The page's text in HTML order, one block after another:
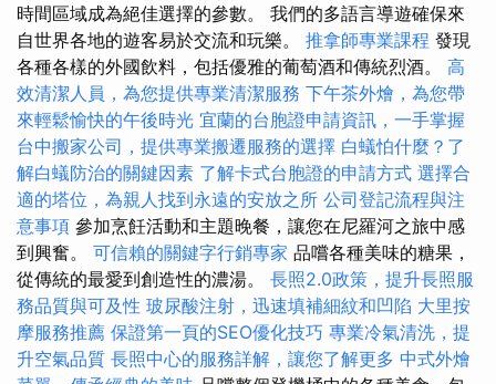
時間區域成為絕佳選擇的參數。 我們的多語言導遊確保來
自世界各地的遊客易於交流和玩樂。 推拿師專業課程 發現
各種各樣的外國飲料，包括優雅的葡萄酒和傳統烈酒。 高
效清潔人員，為您提供專業清潔服務 下午茶外燴，為您帶
來輕鬆愉快的午後時光 宜蘭的台胞證申請資訊，一手掌握
台中搬家公司，提供專業搬遷服務的選擇 白蟻怕什麼？了
解白蟻防治的關鍵因素 了解卡式台胞證的申請方式 選擇合
適的塔位，為親人找到永遠的安放之所 公司登記流程與注
意事項 參加烹飪活動和主題晚餐，讓您在尼羅河之旅中感
到興奮。 可信賴的關鍵字行銷專家 品嚐各種美味的糖果，
從傳統的最愛到創造性的濃湯。 長照2.0政策，提升長照服
務品質與可及性 玻尿酸注射，迅速填補細紋和凹陷 大里按
摩服務推薦 保證第一頁的SEO優化技巧 專業冷氣清洗，提
升空氣品質 長照中心的服務詳解，讓您了解更多 中式外燴